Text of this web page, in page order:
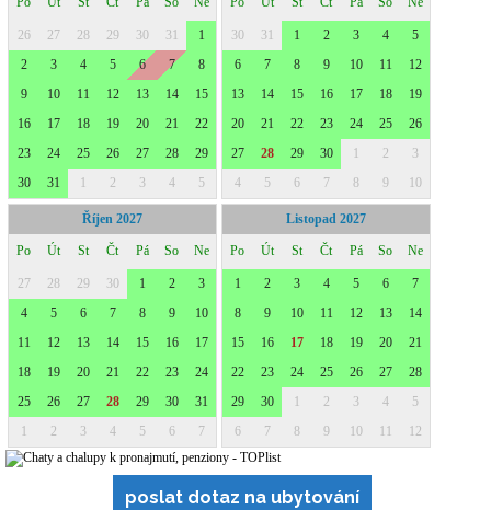
poslat dotaz na ubytování